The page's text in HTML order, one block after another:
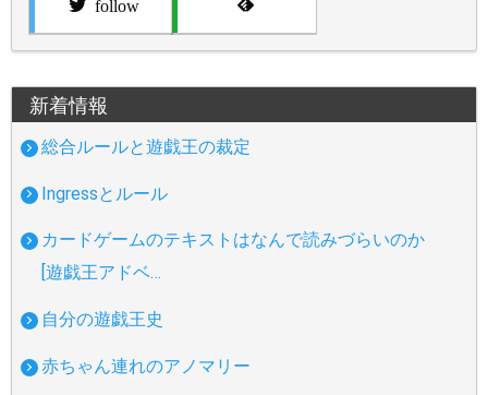
follow
新着情報
総合ルールと遊戯王の裁定
Ingressとルール
カードゲームのテキストはなんで読みづらいのか
[遊戯王アドベ…
自分の遊戯王史
赤ちゃん連れのアノマリー